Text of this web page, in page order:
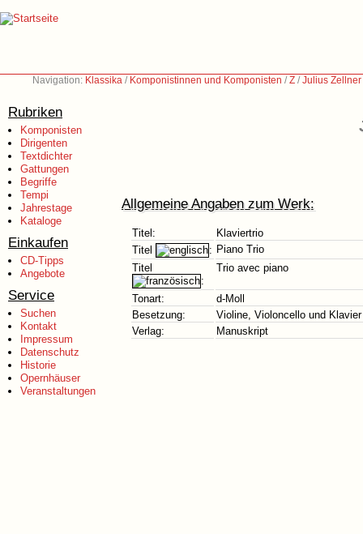
Navigation: Klassika / Komponistinnen und Komponisten /Z /Julius
Rubriken
Komponisten
Dirigenten
Textdichter
Gattungen
Begriffe
Tempi
Jahrestage
Kataloge
Einkaufen
CD-Tipps
Angebote
Service
Suchen
Kontakt
Impressum
Datenschutz
Historie
Opernhäuser
Veranstaltungen
Allgemeine Angaben zum Werk:
Titel:
Klaviertrio
Titel
: Piano Trio
Titel
:
Trio avec piano
Tonart:
d-Moll
Besetzung:
Violine, Violoncello und Klavier
Verlag:
Manuskript